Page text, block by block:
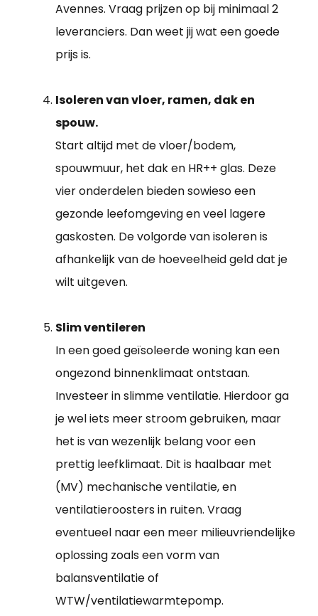
Avennes. Vraag prijzen op bij minimaal 2
leveranciers. Dan weet jij wat een goede
prijs is.
Isoleren van vloer, ramen, dak en
spouw.
Start altijd met de vloer/bodem,
spouwmuur, het dak en HR++ glas. Deze
vier onderdelen bieden sowieso een
gezonde leefomgeving en veel lagere
gaskosten. De volgorde van isoleren is
afhankelijk van de hoeveelheid geld dat je
wilt uitgeven.
Slim ventileren
In een goed geïsoleerde woning kan een
ongezond binnenklimaat ontstaan.
Investeer in slimme ventilatie. Hierdoor ga
je wel iets meer stroom gebruiken, maar
het is van wezenlijk belang voor een
prettig leefklimaat. Dit is haalbaar met
(MV) mechanische ventilatie, en
ventilatieroosters in ruiten. Vraag
eventueel naar een meer milieuvriendelijke
oplossing zoals een vorm van
balansventilatie of
WTW/ventilatiewarmtepomp.